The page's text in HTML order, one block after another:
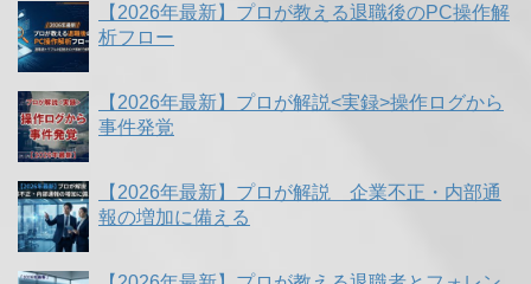
【2026年最新】プロが教える退職後のPC操作解
析フロー
【2026年最新】プロが解説<実録>操作ログから
事件発覚
【2026年最新】プロが解説 企業不正・内部通
報の増加に備える